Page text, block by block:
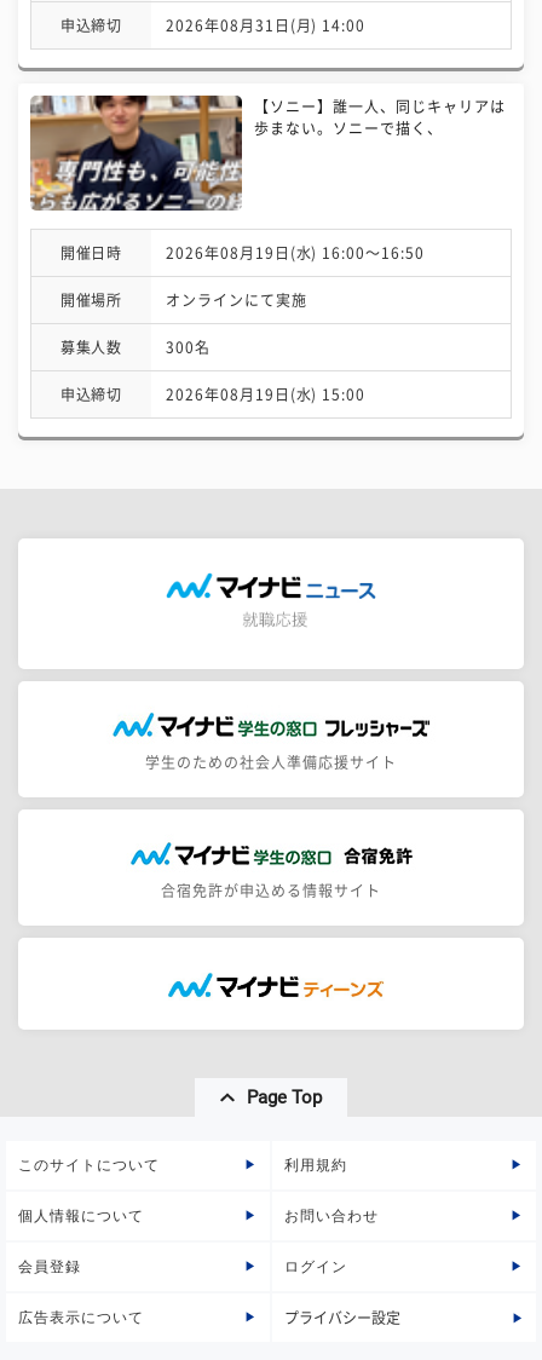
申込締切 2026年08月31日(月) 14:00
【ソニー】誰一人、同じキャリアは
歩まない。ソニーで描く、
開催日時 2026年08月19日(水) 16:00〜16:50
開催場所 オンラインにて実施
募集人数 300名
申込締切 2026年08月19日(水) 15:00
学生のための社会人準備応援サイト
合宿免許が申込める情報サイト
Page Top
このサイトについて 利用規約
個人情報について お問い合わせ
会員登録 ログイン
広告表示について プライバシー設定